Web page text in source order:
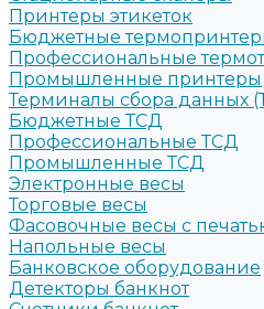
Принтеры этикеток
Бюджетные
Профессиональные
Промышленные принтеры
Терминалы сбора данных
Бюджетные ТСД
Профессиональные ТСД
Промышленные ТСД
Электронные весы
Торговые весы
Фасовочные весы с
Напольные весы
Банковское оборудование
Детекторы банкнот